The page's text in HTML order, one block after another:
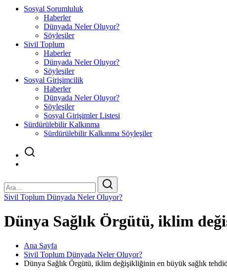
Sosyal Sorumluluk
Haberler
Dünyada Neler Oluyor?
Söyleşiler
Sivil Toplum
Haberler
Dünyada Neler Oluyor?
Söyleşiler
Sosyal Girişimcilik
Haberler
Dünyada Neler Oluyor?
Söyleşiler
Sosyal Girişimler Listesi
Sürdürülebilir Kalkınma
Sürdürülebilir Kalkınma Söyleşiler
Sivil Toplum Dünyada Neler Oluyor?
Dünya Sağlık Örgütü, iklim
Ana Sayfa
Sivil Toplum Dünyada Neler Oluyor?
Dünya Sağlık Örgütü, iklim değişikliğinin en büyük sağlık